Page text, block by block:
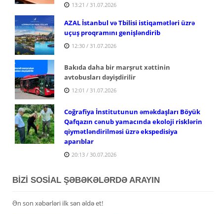
13:21 / 31.07.2026
AZAL İstanbul və Tbilisi istiqamətləri üzrə
uçuş proqramını genişləndirib
12:30 / 31.07.2026
Bakıda daha bir marşrut xəttinin
avtobusları dəyişdirilir
12:01 / 31.07.2026
Coğrafiya İnstitutunun əməkdaşları Böyük
Qafqazın cənub yamacında ekoloji risklərin
qiymətləndirilməsi üzrə ekspedisiya
aparıblar
20:13 / 30.07.2026
BİZİ SOSİAL ŞƏBƏKƏLƏRDƏ ARAYIN
Ən son xəbərləri ilk sən əldə et!